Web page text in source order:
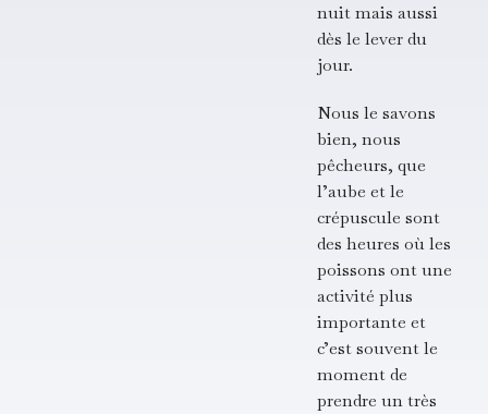
nuit mais aussi
dès le lever du
jour.
Nous le savons
bien, nous
pêcheurs, que
l’aube et le
crépuscule sont
des heures où les
poissons ont une
activité plus
importante et
c’est souvent le
moment de
prendre un très